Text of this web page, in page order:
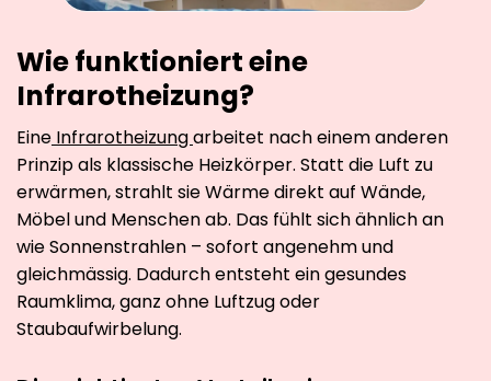
Wie funktioniert eine
Infrarotheizung?
Eine Infrarotheizungarbeitet nach einem anderen
Prinzip als klassische Heizkörper. Statt die Luft zu
erwärmen, strahlt sie Wärme direkt auf Wände,
Möbel und Menschen ab. Das fühlt sich ähnlich an
wie Sonnenstrahlen – sofort angenehm und
gleichmässig. Dadurch entsteht ein gesundes
Raumklima, ganz ohne Luftzug oder
Staubaufwirbelung.